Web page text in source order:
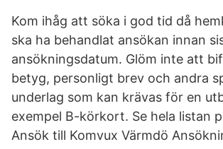
Kom ihåg att söka i god tid då
ska ha behandlat ansökan innan
ansökningsdatum. Glöm inte att
betyg, personligt brev och andra
underlag som kan krävas för en
exempel B-körkort. Se hela listan
Ansök till Komvux Värmdö